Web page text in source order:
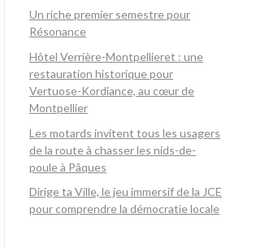
Un riche premier semestre pour
Résonance
Hôtel Verrière-Montpellieret : une
restauration historique pour
Vertuose-Kordiance, au cœur de
Montpellier
Les motards invitent tous les usagers
de la route à chasser les nids-de-
poule à Pâques
Dirige ta Ville, le jeu immersif de la JCE
pour comprendre la démocratie locale